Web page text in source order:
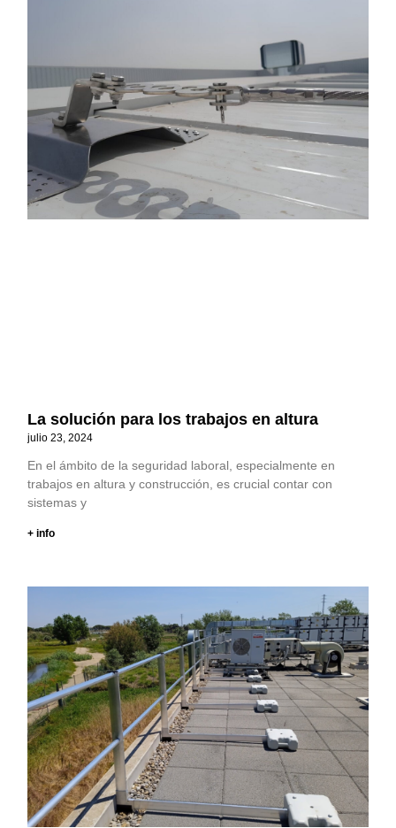
La solución para los trabajos en altura
julio 23, 2024
En el ámbito de la seguridad laboral, especialmente en
trabajos en altura y construcción, es crucial contar con
sistemas y
+ info